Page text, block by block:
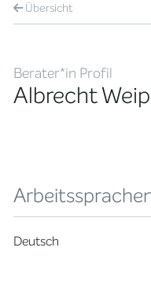
Übersicht
Berater*in Profil
Albrecht
Deutsch